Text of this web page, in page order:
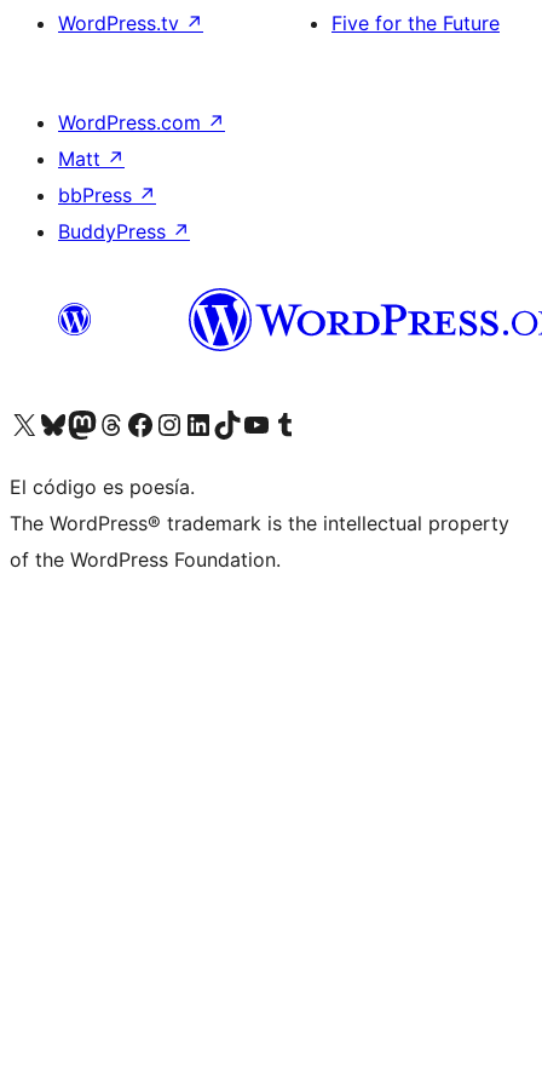
WordPress.tv ↗
Five for the Future
WordPress.com ↗
Matt ↗
bbPress ↗
BuddyPress ↗
Visita nuestra cuenta de X (anteriormente Twitter)
Visita nuestra cuenta de Bluesky
Visita nuestra cuenta de Mastodon
Visita nuestra cuenta de Threads
Visita nuestra página de Facebook
Visita nuestra cuenta de Instagram
Visita nuestra cuenta de LinkedIn
Visita nuestra cuenta de TikTok
Visita nuestro canal de YouTube
Visita nuestra cuenta de Tumblr
El código es poesía.
The WordPress® trademark is the intellectual property
of the WordPress Foundation.